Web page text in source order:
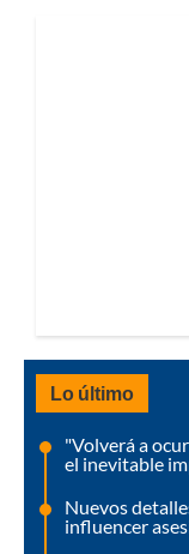
Lo último
"Volverá a
el inevitable
Nuevos
influencer